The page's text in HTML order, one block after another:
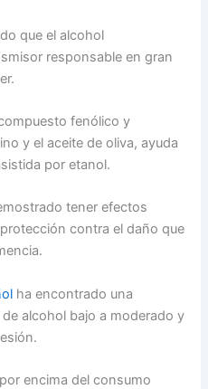
que el alcohol
responsable en gran
fenólico y
y el aceite de oliva, ayuda
por etanol.
tener efectos
contra el daño que
ha encontrado una
alcohol bajo a moderado y
encima del consumo